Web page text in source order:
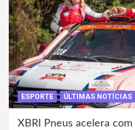
ESPORTE ÚLTIMAS NOTÍCIAS
XBRI Pneus acelera